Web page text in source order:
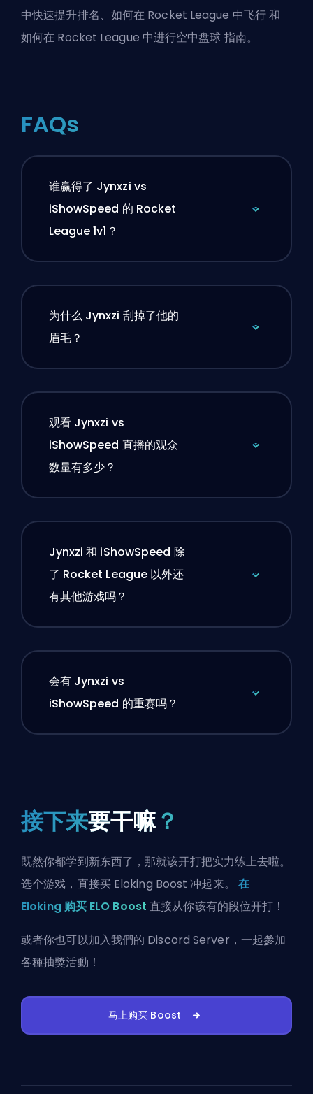
中快速提升排名、 如何在 Rocket League 中飞行和
如何在 Rocket League 中进行空中盘球 指南。
FAQs
谁赢得了 Jynxzi vs
iShowSpeed 的 Rocket
League 1v1？
为什么 Jynxzi 刮掉了他的
眉毛？
观看 Jynxzi vs
iShowSpeed 直播的观众
数量有多少？
Jynxzi 和 iShowSpeed 除
了 Rocket League 以外还
有其他游戏吗？
会有 Jynxzi vs
iShowSpeed 的重赛吗？
接下来要干嘛？
既然你都学到新东西了，那就该开打把实力练上去啦。
选个游戏，直接买 Eloking Boost 冲起来。 在
Eloking 购买 ELO Boost 直接从你该有的段位开打！
或者你也可以加入我們的 Discord Server ，一起參加
各種抽獎活動！
马上购买 Boost